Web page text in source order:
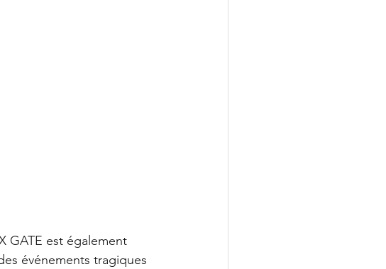
GATE est également
événements tragiques